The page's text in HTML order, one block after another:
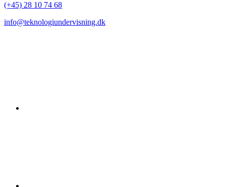
(+45) 28 10 74 68
info@teknologiundervisning.dk